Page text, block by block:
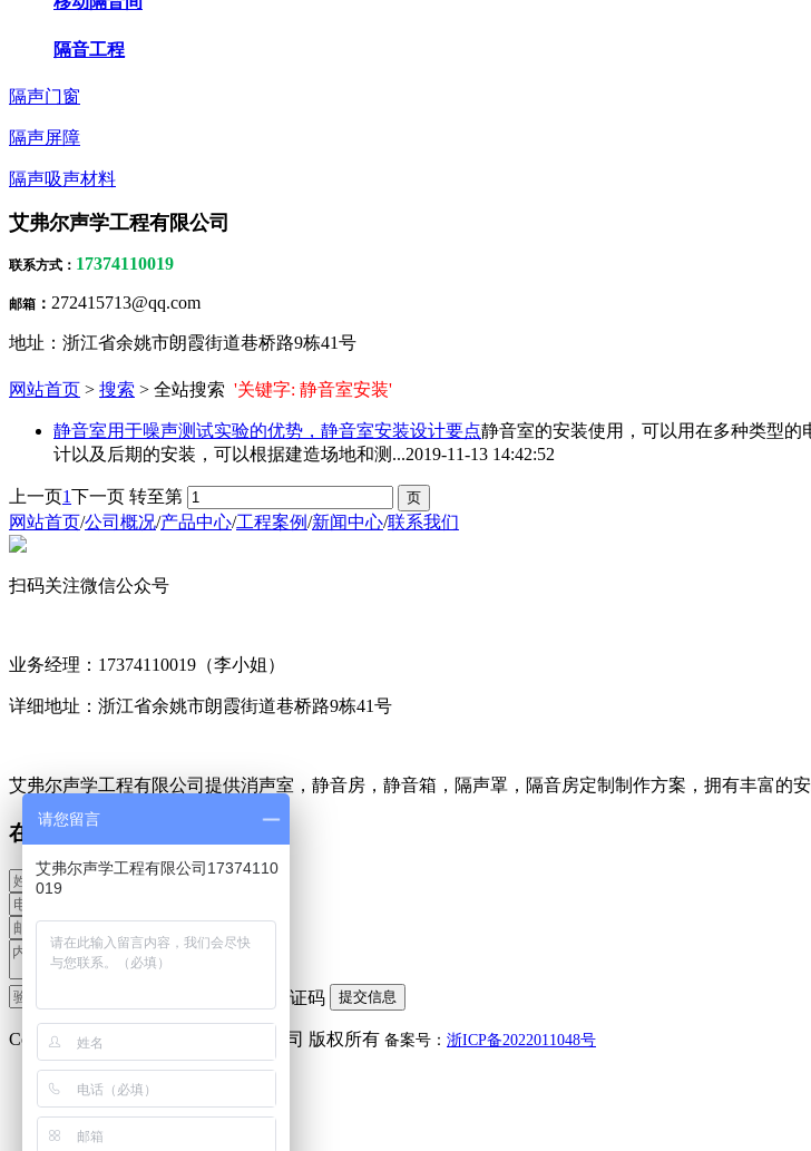
隔音工程
隔声门窗
隔声屏障
隔声吸声材料
艾弗尔声学工程有限公司
联系方式 ： 17374110019
邮箱 ： 272415713@qq.com
地址：浙江省余姚市朗霞街道巷桥路9栋41号
网站首页 > 搜索 > 全站搜索 '关键字: 静音室安装'
静音室用于噪声测试实验的优势， 静音室安装设计要点静音室的安装使用，可以用在多种类型
计以及后期的安装，可以根据建造场地和测...2019-11-13 14:42:52
上一页1下一页 转至第
网站首页/公司概况/产品中心/工程案例/新闻中心/联系我们
扫码关注微信公众号
业务经理：17374110019（李小姐）
详细地址：浙江省余姚市朗霞街道巷桥路9栋41号
艾弗尔声学工程有限公司提供消声室，静音房，静音箱，隔声罩，隔音房定制制作方案，拥有丰富的安
在线留言
Copyright(C) 艾弗尔声学工程有限公司 版权所有 备案号： 浙ICP备2022011048号
微信咨询
请您留言
艾弗尔声学工程有限公司17374110
019